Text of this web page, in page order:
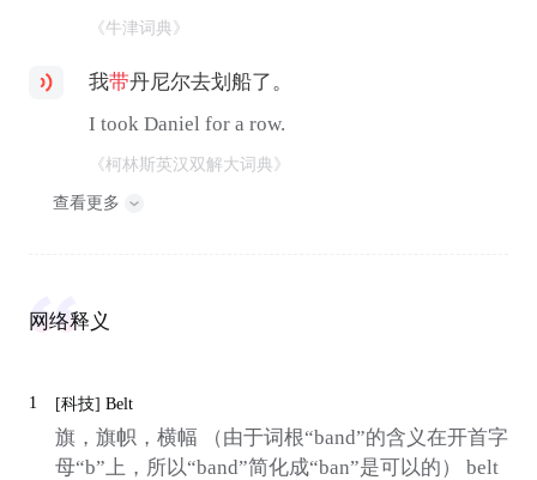
《牛津词典》
我带丹尼尔去划船了。
I took Daniel for a row.
《柯林斯英汉双解大词典》
查看更多
网络释义
1 [科技] Belt
旗，旗帜，横幅 （由于词根“band”的含义在开首字
母“b”上，所以“band”简化成“ban”是可以的） belt